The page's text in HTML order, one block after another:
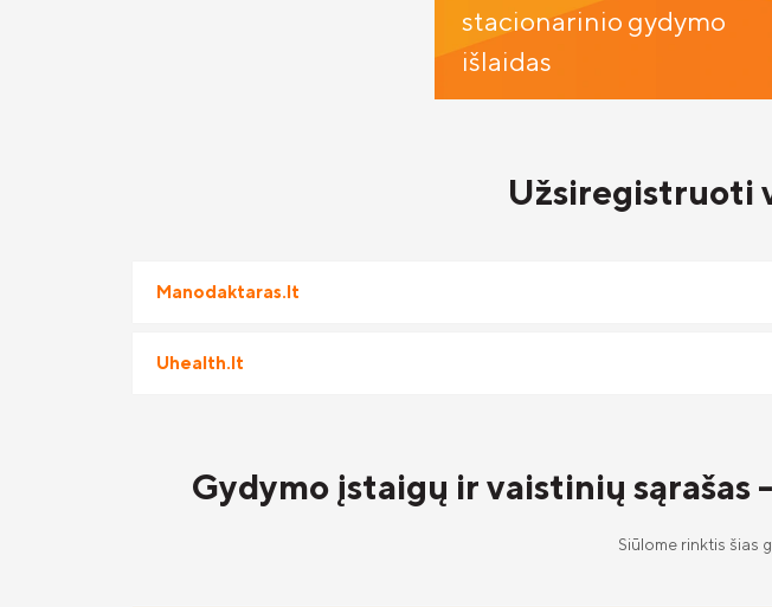
stacionarinio gydymo
išlaidas
Užsiregistruoti
Manodaktaras.lt
Uhealth.lt
Gydymo įstaigų ir vaistinių
Siūlome rinktis šias